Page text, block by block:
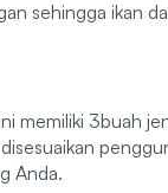
sehingga ikan
memiliki 3buah
Anda.